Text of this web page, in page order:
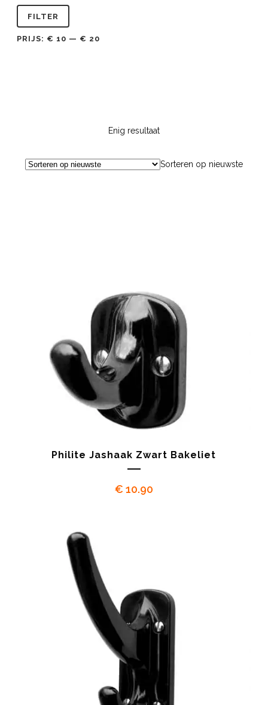
Min.
prijs
Max.
prijs
FILTER
PRIJS: € 10 — € 20
Enig resultaat
Sorteren op nieuwste
Philite Jashaak Zwart Bakeliet
€ 10.90